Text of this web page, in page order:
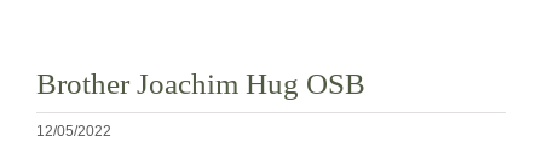
Nuestras raíces
imagen
más
Brother Joachim Hug OSB
12/05/2022